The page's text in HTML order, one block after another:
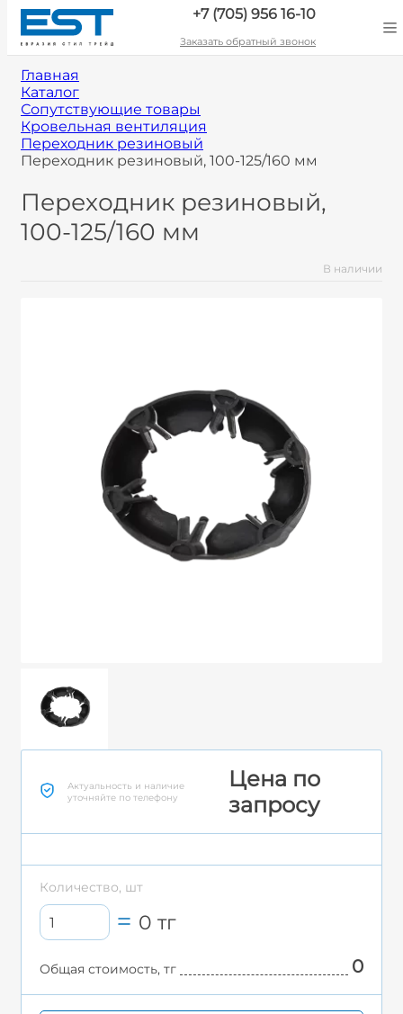
+7 (705) 956 16-10
Заказать обратный звонок
Главная
Каталог
Сопутствующие товары
Кровельная вентиляция
Переходник резиновый
Переходник резиновый, 100-125/160 мм
Переходник резиновый,
100-125/160 мм
В наличии
Актуальность и наличие
уточняйте по телефону
Цена по
запросу
Количество, шт
0тг
Общая стоимость, тг 0